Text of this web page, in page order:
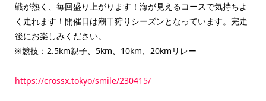
戦が熱く、毎回盛り上がります！海が見えるコースで気持ちよ
く走れます！開催日は潮干狩りシーズンとなっています。完走
後にお楽しみください。
※競技：2.5km親子、5km、10km、20kmリレー
https://crossx.tokyo/smile/230415/